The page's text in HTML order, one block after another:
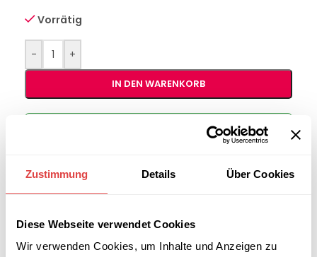
Zustimmung Details Über Cookies
Diese Webseite verwendet Cookies
Wir verwenden Cookies, um Inhalte und Anzeigen zu
Vorrätig
- +
IN DEN WARENKORB
B2B-Angebot
anfordern
Kategorie: Tischtuchrollen
Marke:Gastro Uzal